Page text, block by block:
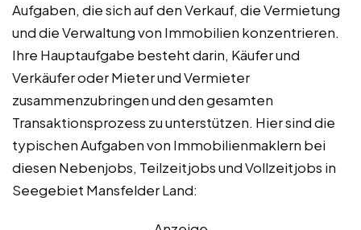
Aufgaben, die sich auf den Verkauf, die Vermietung
und die Verwaltung von Immobilien konzentrieren.
Ihre Hauptaufgabe besteht darin, Käufer und
Verkäufer oder Mieter und Vermieter
zusammenzubringen und den gesamten
Transaktionsprozess zu unterstützen. Hier sind die
typischen Aufgaben von Immobilienmaklern bei
diesen Nebenjobs, Teilzeitjobs und Vollzeitjobs in
Seegebiet Mansfelder Land: